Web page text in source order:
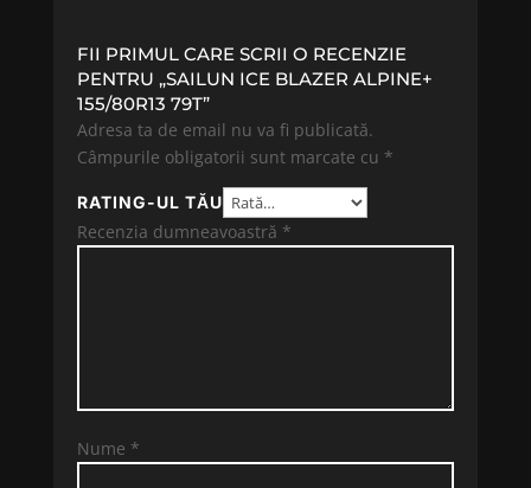
FII PRIMUL CARE SCRII O RECENZIE
PENTRU „SAILUN ICE BLAZER ALPINE+
155/80R13 79T”
Adresa ta de email nu va fi publicată.
Câmpurile obligatorii sunt marcate cu *
RATING-UL TĂU
Recenzia dumneavoastră *
Nume *